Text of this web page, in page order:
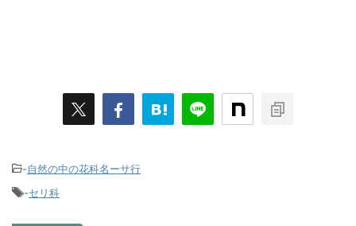
-自然の中の花科名ーサ行
-セリ科